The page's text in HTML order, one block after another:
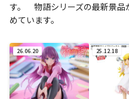
す。 物語シリーズの最新景品
めています。
26.06.20 25.12.18